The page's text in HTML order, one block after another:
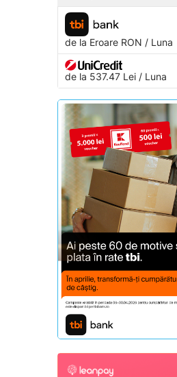
de la EroareRON / Luna
de la 537.47 Lei / Luna